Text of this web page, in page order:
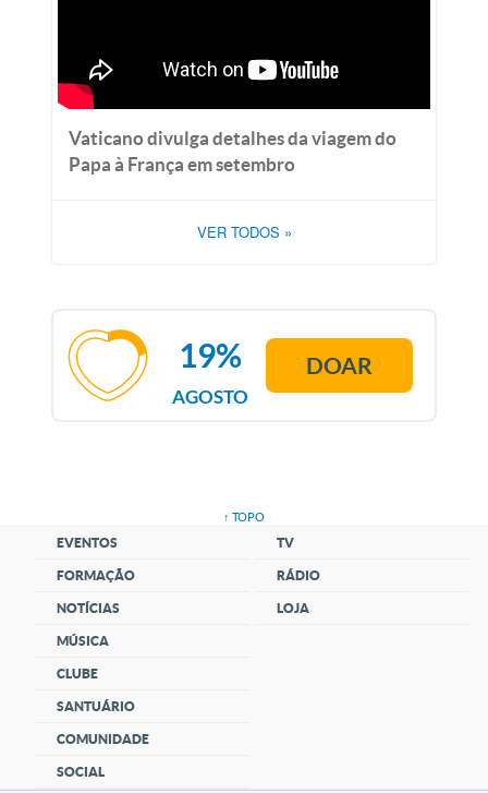
Vaticano divulga detalhes da viagem do
Papa à França em setembro
VER TODOS »
AGOSTO
19% DOAR
↑ TOPO
EVENTOS
FORMAÇÃO
NOTÍCIAS
MÚSICA
CLUBE
SANTUÁRIO
COMUNIDADE
SOCIAL
TV
RÁDIO
LOJA